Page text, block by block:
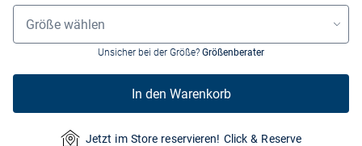
Größenauswahl
Größe wählen
Unsicher bei der Größe? Größenberater
In den Warenkorb
Jetzt im Store reservieren! Click & Reserve